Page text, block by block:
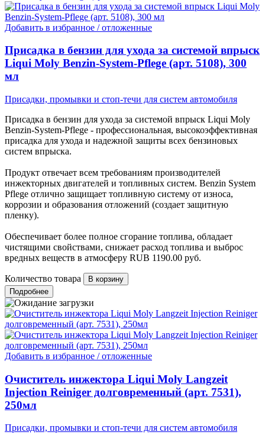
Добавить в избранное / отложенные
Присадка в бензин для ухода за системой впрыск
Liqui Moly Benzin-System-Pflege (арт. 5108), 300
мл
Присадки, промывки и стоп-течи для систем автомобиля
Присадка в бензин для ухода за системой впрыск Liqui Moly
Benzin-System-Pflege - профессиональная, высокоэффективная
присадка для ухода и надежной защиты всех бензиновых
систем впрыска.
Продукт отвечает всем требованиям производителей
инжекторных двигателей и топливных систем. Benzin System
Pflege отлично защищает топливную систему от износа,
коррозии и образования отложений (создает защитную
пленку).
Обеспечивает более полное сгорание топлива, обладает
чистящими свойствами, снижает расход топлива и выброс
вредных веществ в атмосферу RUB 1190.00 руб.
Количество товара
Подробнее
Добавить в избранное / отложенные
Очиститель инжектора Liqui Moly Langzeit
Injection Reiniger долговременный (арт. 7531),
250мл
Присадки, промывки и стоп-течи для систем автомобиля